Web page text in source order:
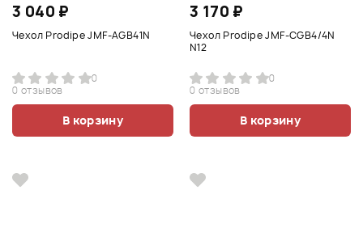
3 040 ₽
Чехол Prodipe JMF-AGB41N
0
0 отзывов
В корзину
3 170 ₽
Чехол Prodipe JMF-CGB4/4N
N12
0
0 отзывов
В корзину